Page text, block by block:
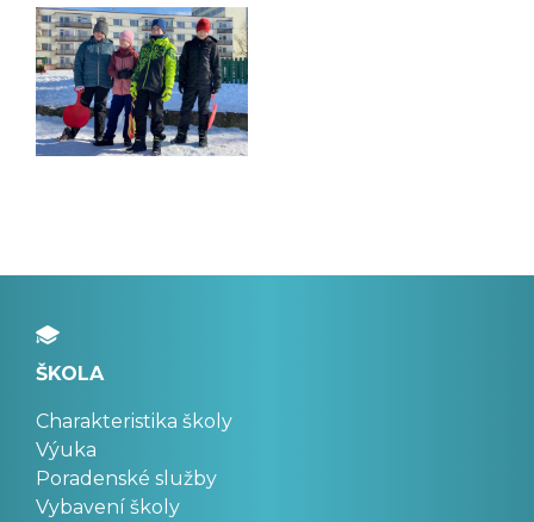
ŠKOLA
Charakteristika školy
Výuka
Poradenské služby
Vybavení školy